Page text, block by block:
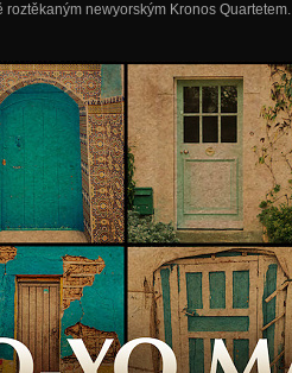
newyorským Kronos Quartetem.